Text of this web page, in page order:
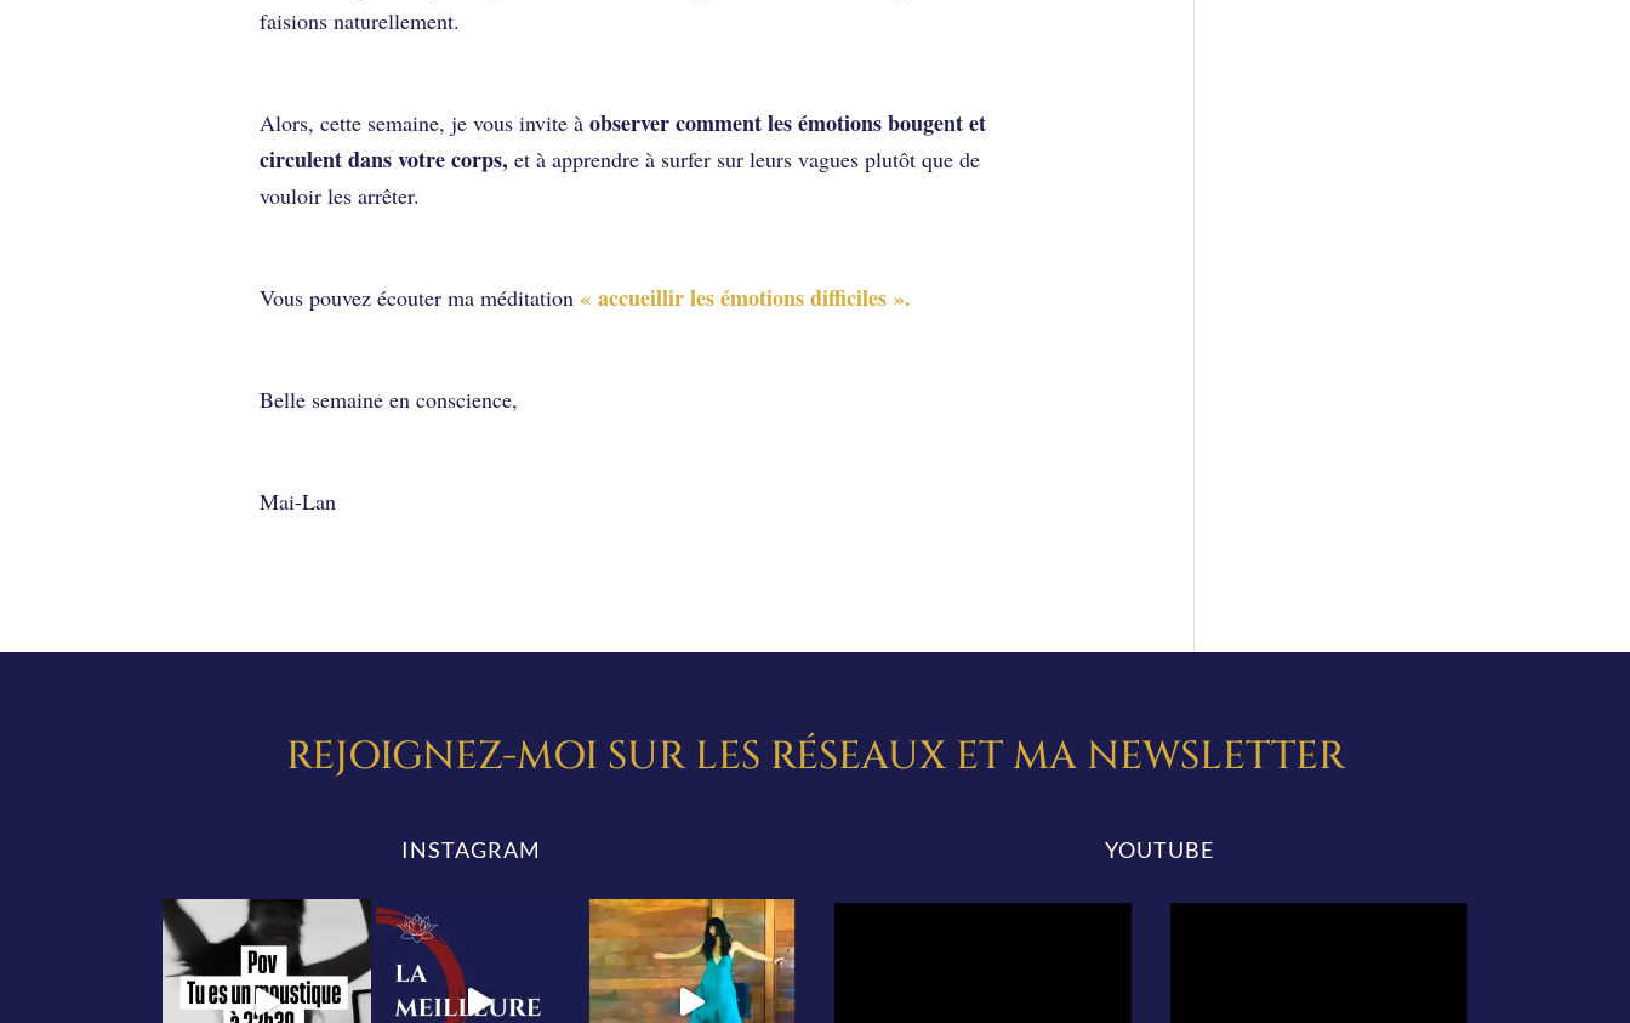
faisions naturellement.
Alors, cette semaine, je vous invite àobserver comment les émotions bougent et
circulent dans votre corps, et à apprendre à surfer sur leurs vagues plutôt que de
vouloir les arrêter.
Vous pouvez écouter ma méditation« accueillir les émotions difficiles ».
Belle semaine en conscience,
Mai-Lan
REJOIGNEZ-MOI SUR LES RÉSEAUX ET MA NEWSLETTER
INSTAGRAM YOUTUBE